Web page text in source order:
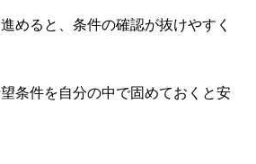
めると、条件の確認が抜けやすく
条件を自分の中で固めておくと安